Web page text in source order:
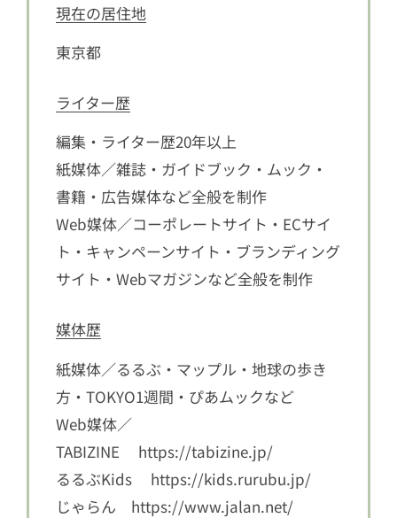
現在の居住地
東京都
ライター歴
編集・ライター歴20年以上
紙媒体／雑誌・ガイドブック・ムック・
書籍・広告媒体など全般を制作
Web媒体／コーポレートサイト・ECサイ
ト・キャンペーンサイト・ブランディング
サイト・Webマガジンなど全般を制作
媒体歴
紙媒体／るるぶ・マップル・地球の歩き
方・TOKYO1週間・ぴあムックなど
Web媒体／
TABIZINE https://tabizine.jp/
るるぶKids https://kids.rurubu.jp/
じゃらん https://www.jalan.net/